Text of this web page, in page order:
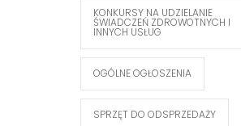
KONKURSY NA UDZIELANIE
ŚWIADCZEŃ ZDROWOTNYCH I
INNYCH USŁUG
OGÓLNE OGŁOSZENIA
SPRZĘT DO ODSPRZEDAŻY